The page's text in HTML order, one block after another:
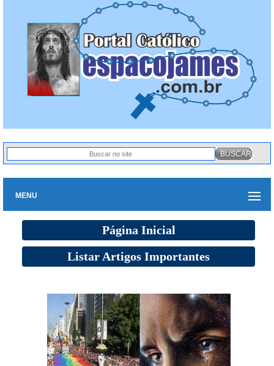
MENU
Página Inicial
Listar Artigos Importantes